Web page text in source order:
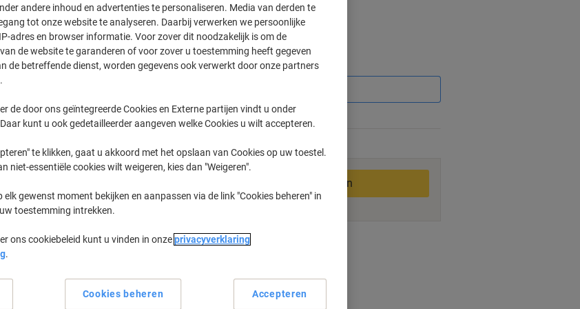
7,79 € Stuk
Vanaf 2 Stuks
9,43 € Incl. btw
Aantal Excl. btw
2+Stuks 7,79 € -6%
Momenteel op voorraad Levertijd 2-3 werkdagen
Aantal
In winkelwagen
Aan een lijst toevoegen
Leveringsinformatie Betalingswijzen
andere inhoud en advertenties te personaliseren. Media van derden te
tot onze website te analyseren. Daarbij verwerken we persoonlijke
adres en browser informatie. Voor zover dit noodzakelijk is om de
de website te garanderen of voor zover u toestemming heeft gegeven
de betreffende dienst, worden gegevens ook verwerkt door onze partners
de door ons geïntegreerde Cookies en Externe partijen vindt u onder
kunt u ook gedetailleerder aangeven welke Cookies u wilt accepteren.
te klikken, gaat u akkoord met het opslaan van Cookies op uw toestel.
niet-essentiële cookies wilt weigeren, kies dan "Weigeren".
elk gewenst moment bekijken en aanpassen via de link "Cookies beheren" in
toestemming intrekken.
ons cookiebeleid kunt u vinden in onzeprivacyverklaring
.
Cookies beheren Accepteren